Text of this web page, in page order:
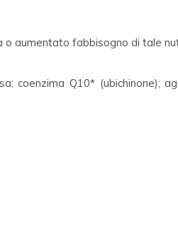
o aumentato fabbisogno di tale
coenzima Q10* (ubichinone);